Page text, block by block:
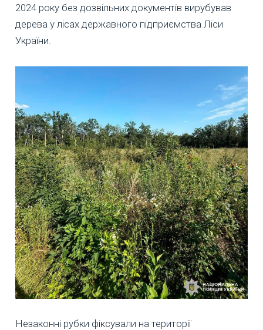
2024 року без дозвільних документів вирубував
дерева у лісах державного підприємства Ліси
України.
Незаконні рубки фіксували на території